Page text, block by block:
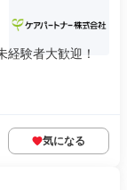
経験者大歓迎！
気になる